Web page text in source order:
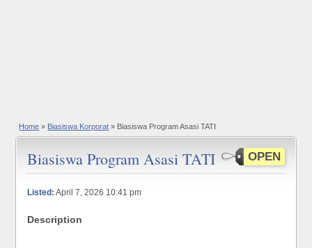
Home » Biasiswa Korporat » Biasiswa Program Asasi TATI
OPEN
Biasiswa Program Asasi TATI
Listed: April 7, 2026 10:41 pm
Description